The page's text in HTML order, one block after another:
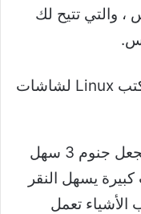
، والتي تتيح لك
ليس هذا هو الشيء الوحيد الذي يجعل جنوم 3 سهل
يسهل النقر
الأشياء تعمل